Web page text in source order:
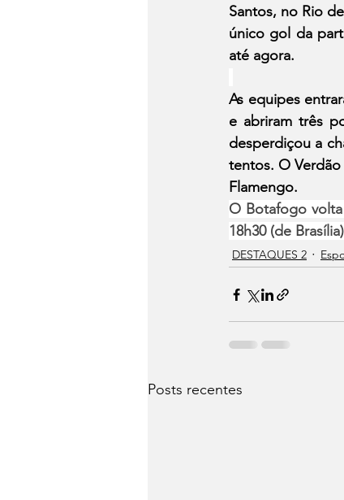
Santos, no Rio
único gol da
até agora.
As equipes
e abriram três
desperdiçou a
tentos. O
Flamengo.
O Botafogo
18h30 (de
DESTAQUES 2
Posts recentes